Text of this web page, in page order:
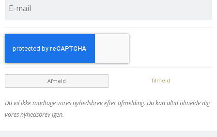
Afmeld Tilmeld
Du vil ikke modtage vores nyhedsbrev efter afmelding. Du kan altid tilmelde dig
vores nyhedsbrev igen.